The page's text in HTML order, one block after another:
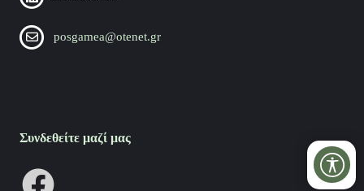
posgamea@otenet.gr
Συνδεθείτε μαζί μας